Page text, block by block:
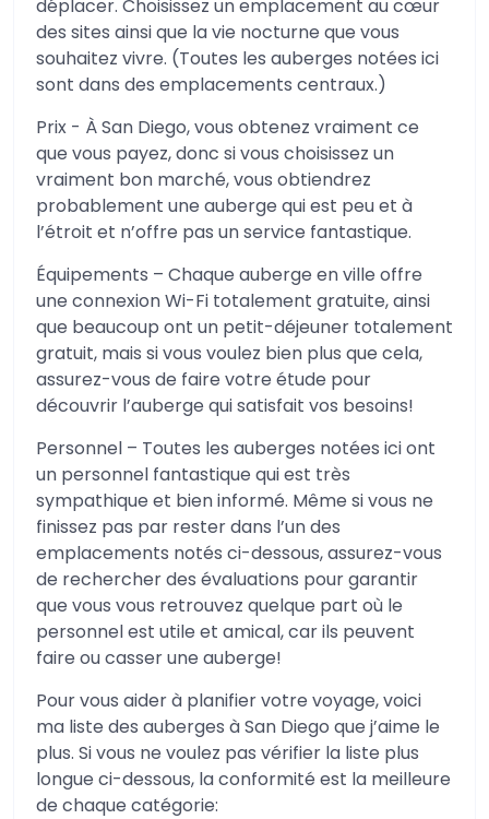
déplacer. Choisissez un emplacement au cœur
des sites ainsi que la vie nocturne que vous
souhaitez vivre. (Toutes les auberges notées ici
sont dans des emplacements centraux.)
Prix ​​- À San Diego, vous obtenez vraiment ce
que vous payez, donc si vous choisissez un
vraiment bon marché, vous obtiendrez
probablement une auberge qui est peu et à
l’étroit et n’offre pas un service fantastique.
Équipements – Chaque auberge en ville offre
une connexion Wi-Fi totalement gratuite, ainsi
que beaucoup ont un petit-déjeuner totalement
gratuit, mais si vous voulez bien plus que cela,
assurez-vous de faire votre étude pour
découvrir l’auberge qui satisfait vos besoins!
Personnel – Toutes les auberges notées ici ont
un personnel fantastique qui est très
sympathique et bien informé. Même si vous ne
finissez pas par rester dans l’un des
emplacements notés ci-dessous, assurez-vous
de rechercher des évaluations pour garantir
que vous vous retrouvez quelque part où le
personnel est utile et amical, car ils peuvent
faire ou casser une auberge!
Pour vous aider à planifier votre voyage, voici
ma liste des auberges à San Diego que j’aime le
plus. Si vous ne voulez pas vérifier la liste plus
longue ci-dessous, la conformité est la meilleure
de chaque catégorie: